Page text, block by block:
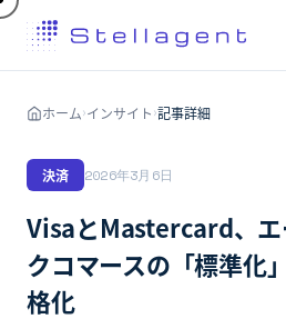
ホーム›インサイト ›記事詳細
決済 2026年3月6日
VisaとMastercard、エ
クコマースの「標準化
格化